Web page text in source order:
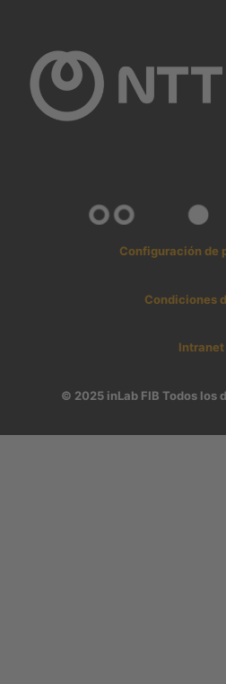
Configuración de
Condiciones
Intranet
© 2025 inLab FIB Todos los